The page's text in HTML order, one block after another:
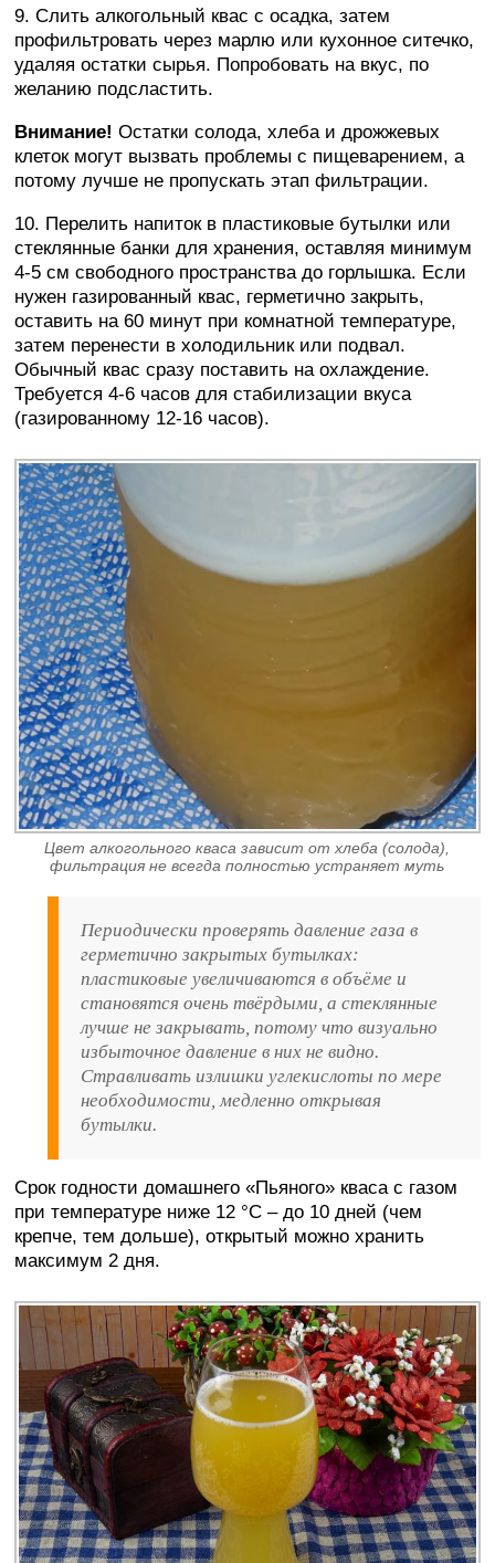
9. Слить алкогольный квас с осадка, затем
профильтровать через марлю или кухонное ситечко,
удаляя остатки сырья. Попробовать на вкус, по
желанию подсластить.
Внимание! Остатки солода, хлеба и дрожжевых
клеток могут вызвать проблемы с пищеварением, а
потому лучше не пропускать этап фильтрации.
10. Перелить напиток в пластиковые бутылки или
стеклянные банки для хранения, оставляя минимум
4-5 см свободного пространства до горлышка. Если
нужен газированный квас, герметично закрыть,
оставить на 60 минут при комнатной температуре,
затем перенести в холодильник или подвал.
Обычный квас сразу поставить на охлаждение.
Требуется 4-6 часов для стабилизации вкуса
(газированному 12-16 часов).
Цвет алкогольного кваса зависит от хлеба (солода),
фильтрация не всегда полностью устраняет муть
Периодически проверять давление газа в
герметично закрытых бутылках:
пластиковые увеличиваются в объёме и
становятся очень твёрдыми, а стеклянные
лучше не закрывать, потому что визуально
избыточное давление в них не видно.
Стравливать излишки углекислоты по мере
необходимости, медленно открывая
бутылки.
Срок годности домашнего «Пьяного» кваса с газом
при температуре ниже 12 °C – до 10 дней (чем
крепче, тем дольше), открытый можно хранить
максимум 2 дня.